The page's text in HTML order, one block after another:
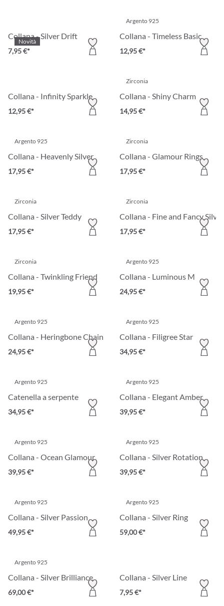
Novità
Collana - Silver Drift
7,95 €*
Argento 925
Collana - Timeless Basic
12,95 €*
Collana - Infinity Sparkle
12,95 €*
Zirconia
Collana - Shiny Charm
14,95 €*
Argento 925
Collana - Heavenly Silver
17,95 €*
Zirconia
Collana - Glamour Rings
17,95 €*
Zirconia
Collana - Silver Teddy
17,95 €*
Zirconia
Collana - Fine and Fancy Silver
17,95 €*
Zirconia
Collana - Twinkling Friend
19,95 €*
Argento 925
Collana - Luminous M
24,95 €*
Argento 925
Collana - Heringbone Chain
24,95 €*
Argento 925
Collana - Filigree Star
34,95 €*
Argento 925
Catenella a serpente
34,95 €*
Argento 925
Collana - Elegant Amber
39,95 €*
Argento 925
Collana - Ocean Glamour
39,95 €*
Argento 925
Collana - Silver Rotation
39,95 €*
Argento 925
Collana - Silver Passion
49,95 €*
Argento 925
Collana - Silver Ring
59,00 €*
Argento 925
Collana - Silver Brilliance
69,00 €*
Collana - Silver Line
7,95 €*